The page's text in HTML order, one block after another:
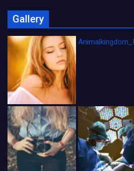
Gallery